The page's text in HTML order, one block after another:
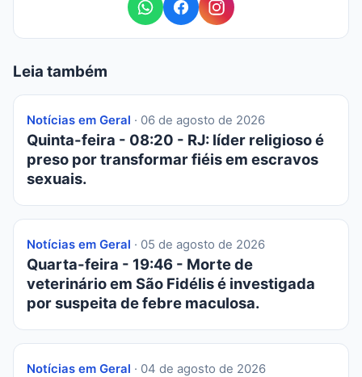
Leia também
Notícias em Geral · 06 de agosto de 2026
Quinta-feira - 08:20 - RJ: líder religioso é
preso por transformar fiéis em escravos
sexuais.
Notícias em Geral · 05 de agosto de 2026
Quarta-feira - 19:46 - Morte de
veterinário em São Fidélis é investigada
por suspeita de febre maculosa.
Notícias em Geral · 04 de agosto de 2026